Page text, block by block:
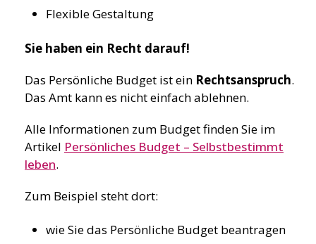
Flexible Gestaltung
Sie haben ein Recht darauf!
Das Persönliche Budget ist ein Rechtsanspruch.
Das Amt kann es nicht einfach ablehnen.
Alle Informationen zum Budget finden Sie im
Artikel Persönliches Budget – Selbstbestimmt
leben.
Zum Beispiel steht dort:
wie Sie das Persönliche Budget beantragen